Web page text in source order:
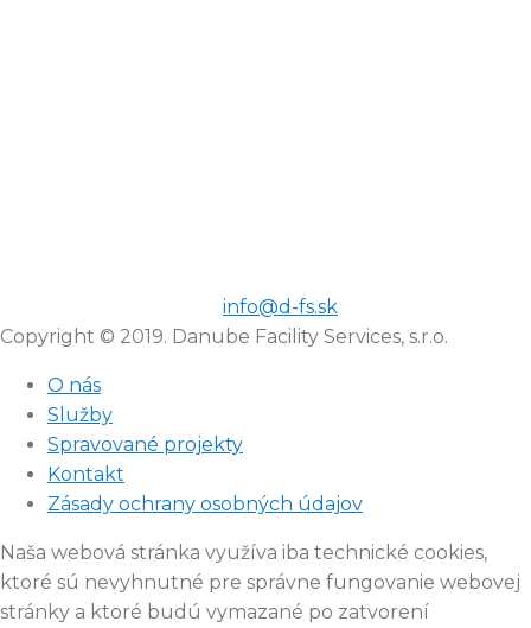
info@d-fs.sk
Copyright © 2019. Danube Facility Services, s.r.o.
O nás
Služby
Spravované projekty
Kontakt
Zásady ochrany osobných údajov
Naša webová stránka využíva iba technické cookies,
ktoré sú nevyhnutné pre správne fungovanie webovej
stránky a ktoré budú vymazané po zatvorení